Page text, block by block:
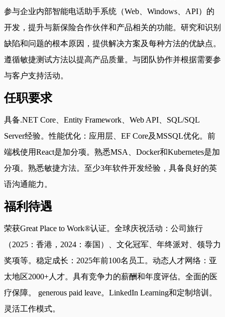
参与企业内部智能电话助手系统（Web、Windows、API）的
开发，提升与新保险合作伙伴和产品相关的功能。研究和识别
缺陷和问题的根本原因，提供解决方案及每种方法的优缺点。
遵循敏捷测试方法以提高产品质量。与团队协作并根据需要参
与客户支持活动。
任职要求
具备.NET Core、Entity Framework、Web API、SQL/SQL
Server经验。性能优化：应用层、EF Core及MSSQL优化。前
端栈使用React是加分项。熟悉MSA、Docker和Kubernetes是加
分项。熟悉敏捷方法。至少3年软件开发经验，具备良好的英
语沟通能力。
福利待遇
荣获Great Place to Work®认证。全球庆祝活动：公司旅行
（2025：香港，2024：泰国）、文化冠军、年终派对、领导力
奖项等。稳定成长：2025年前100名员工。动态人才网络：亚
太地区2000+人才。具有竞争力的薪酬和年度评估。全面的医
疗保障。 generous paid leave。LinkedIn Learning和定制培训。
灵活工作模式。